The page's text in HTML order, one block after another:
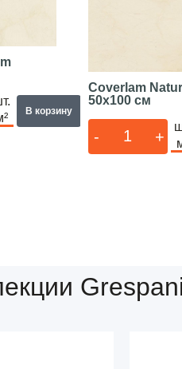
В корзину
Coverlam
50x100 см
- +